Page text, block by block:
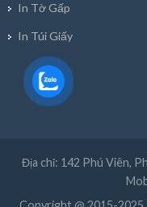
In Tờ Gấp
In Túi Giấy
Địa chỉ: 142 Phú Viên,